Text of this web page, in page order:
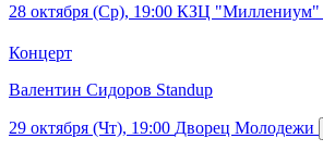
28 октября (Ср), 19:00 КЗЦ "Миллениум"
Концерт
Валентин Сидоров Standup
29 октября (Чт), 19:00 Дворец Молодежи